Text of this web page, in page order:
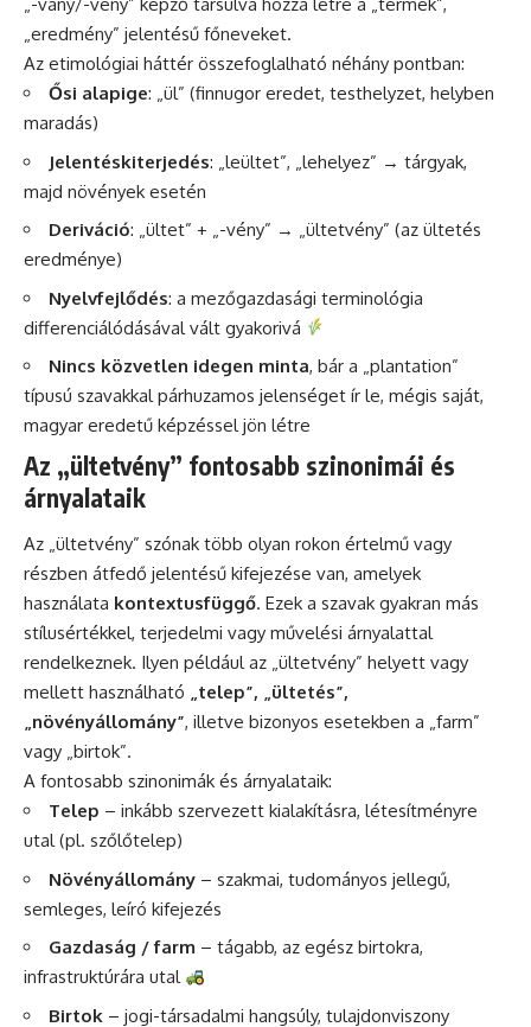
„eredmény” jelentésű főneveket.
Az etimológiai háttér összefoglalható néhány pontban:
Ősi alapige: „ül” (finnugor eredet, testhelyzet, helyben
maradás)
Jelentéskiterjedés: „leültet”, „lehelyez” → tárgyak,
majd növények esetén
Deriváció: „ültet” + „-vény” → „ültetvény” (az ültetés
eredménye)
Nyelvfejlődés: a mezőgazdasági terminológia
differenciálódásával vált gyakorivá
Nincs közvetlen idegen minta, bár a „plantation”
típusú szavakkal párhuzamos jelenséget ír le, mégis saját,
magyar eredetű képzéssel jön létre
Az „ültetvény” fontosabb szinonimái és
árnyalataik
Az „ültetvény” szónak több olyan rokon értelmű vagy
részben átfedő jelentésű kifejezése van, amelyek
használata kontextusfüggő. Ezek a szavak gyakran más
stílusértékkel, terjedelmi vagy művelési árnyalattal
rendelkeznek. Ilyen például az „ültetvény” helyett vagy
mellett használható „telep”, „ültetés”,
„növényállomány”, illetve bizonyos esetekben a „farm”
vagy „birtok”.
A fontosabb szinonimák és árnyalataik:
Telep – inkább szervezett kialakításra, létesítményre
utal (pl. szőlőtelep)
Növényállomány – szakmai, tudományos jellegű,
semleges, leíró kifejezés
Gazdaság / farm – tágabb, az egész birtokra,
infrastruktúrára utal
Birtok – jogi-társadalmi hangsúly, tulajdonviszony